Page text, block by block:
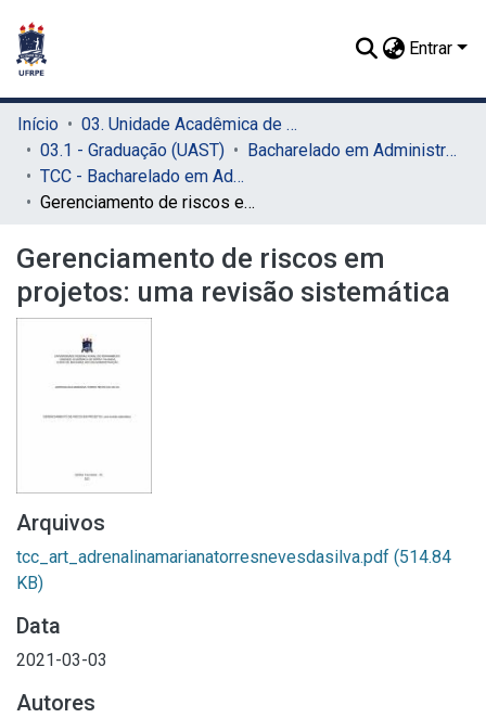
Entrar
Início
03. Unidade Acadêmica de Serra Talhada (UAST)
03.1 - Graduação (UAST)
Bacharelado em Administração (UAST)
TCC - Bacharelado em Administração (UAST)
Gerenciamento de riscos em projetos: uma revisão sistemática
Gerenciamento de riscos em
projetos: uma revisão sistemática
Arquivos
tcc_art_adrenalinamarianatorresnevesdasilva.pdf (514.84
KB)
Data
2021-03-03
Autores